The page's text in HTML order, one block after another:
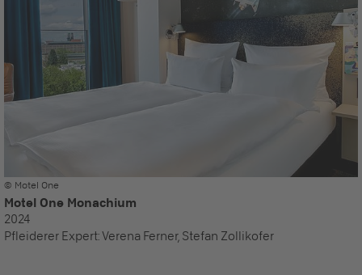
© Motel One
Motel One Monachium
2024
Pfleiderer Expert:Verena Ferner, Stefan Zollikofer